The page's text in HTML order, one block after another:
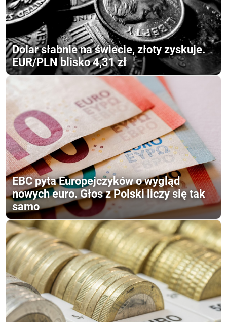
Dolar słabnie na świecie, złoty zyskuje.
EUR/PLN blisko 4,31 zł
EBC pyta Europejczyków o wygląd
nowych euro. Głos z Polski liczy się tak
samo